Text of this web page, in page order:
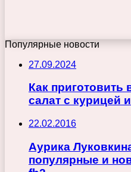
Популярные новости
27.09.2024
Как приготовить
салат с курицей
22.02.2016
Аурика
популярные и